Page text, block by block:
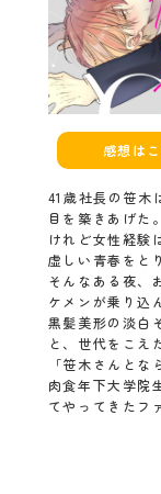
感想は
41歳社長の笹木
目を築きあげた。
けれど女性経験
虚しい青春をと
そんなある夜、
ケメンが乗り込
黒髪美形の淡白
と、世代をこえ
「笹木さんとな
肉食年下大学院
てやってきたフ